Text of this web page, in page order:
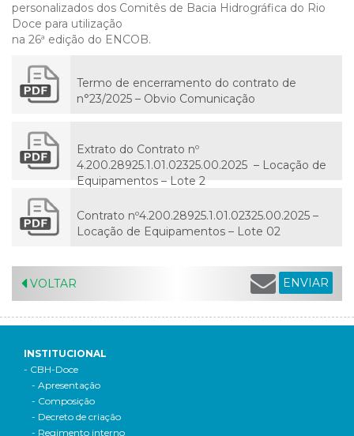
personalizados dos Comitês de Bacia Hidrográfica do Rio
Doce para utilização
na 26ª edição do ENCOB.
Termo de encerramento do contrato de
n°23/2025 – Obvio Comunicação
Extrato do Contrato nº
4.200.28925.1.01.02325.00.2025 – Locação de
Equipamentos – Lote 2
Contrato nº4.200.28925.1.01.02325.00.2025 –
Locação de Equipamentos – Lote 02
VOLTAR ENVIAR
INSTITUCIONAL
- CBH-Doce
- Apresentação
- Composição
- Decreto de criação
- Regimento interno